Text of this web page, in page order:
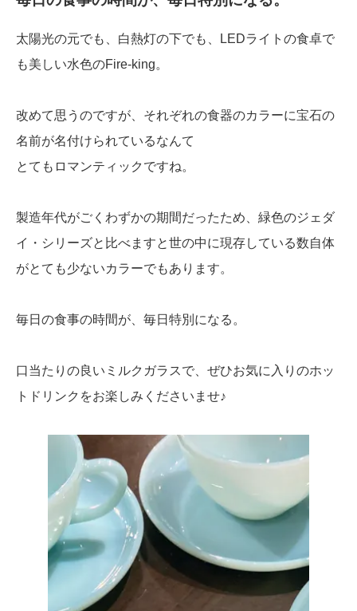
太陽光の元でも、白熱灯の下でも、LEDライトの食卓で
も美しい水色のFire-king。
改めて思うのですが、それぞれの食器のカラーに宝石の
名前が名付けられているなんて
とてもロマンティックですね。
製造年代がごくわずかの期間だったため、緑色のジェダ
イ・シリーズと比べますと世の中に現存している数自体
がとても少ないカラーでもあります。
毎日の食事の時間が、毎日特別になる。
口当たりの良いミルクガラスで、ぜひお気に入りのホッ
トドリンクをお楽しみくださいませ♪